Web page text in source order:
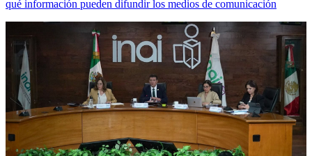
qué información pueden difundir los medios de comunicación